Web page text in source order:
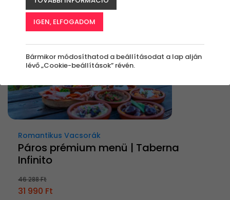
Romantikus Vacsorák
Páros prémium menü | Taberna
Infinito
46 288 Ft
31 990 Ft
IGEN, ELFOGADOM
Bármikor módosíthatod a beállításodat a lap alján
lévő „Cookie-beállítások” révén.